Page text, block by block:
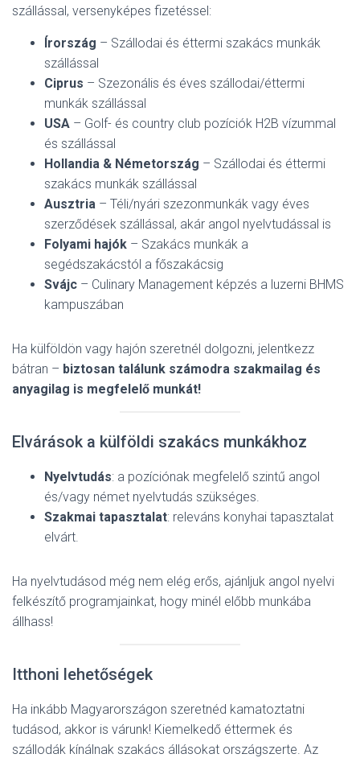
szállással, versenyképes fizetéssel:
Írország – Szállodai és éttermi szakács munkák
szállással
Ciprus – Szezonális és éves szállodai/éttermi
munkák szállással
USA – Golf- és country club pozíciók H2B vízummal
és szállással
Hollandia & Németország – Szállodai és éttermi
szakács munkák szállással
Ausztria – Téli/nyári szezonmunkák vagy éves
szerződések szállással, akár angol nyelvtudással is
Folyami hajók – Szakács munkák a
segédszakácstól a főszakácsig
Svájc – Culinary Management képzés a luzerni BHMS
kampuszában
Ha külföldön vagy hajón szeretnél dolgozni, jelentkezz
bátran – biztosan találunk számodra szakmailag és
anyagilag is megfelelő munkát!
Elvárások a külföldi szakács munkákhoz
Nyelvtudás: a pozíciónak megfelelő szintű angol
és/vagy német nyelvtudás szükséges.
Szakmai tapasztalat: releváns konyhai tapasztalat
elvárt.
Ha nyelvtudásod még nem elég erős, ajánljuk angol nyelvi
felkészítő programjainkat, hogy minél előbb munkába
állhass!
Itthoni lehetőségek
Ha inkább Magyarországon szeretnéd kamatoztatni
tudásod, akkor is várunk! Kiemelkedő éttermek és
szállodák kínálnak szakács állásokat országszerte. Az